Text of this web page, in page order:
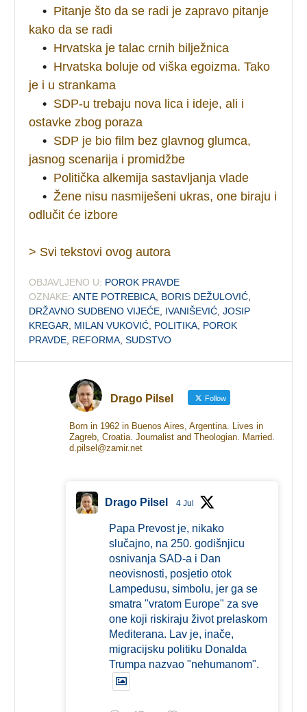
• Pitanje što da se radi je zapravo pitanje
kako da se radi
• Hrvatska je talac crnih bilježnica
• Hrvatska boluje od viška egoizma. Tako
je i u strankama
• SDP-u trebaju nova lica i ideje, ali i
ostavke zbog poraza
• SDP je bio film bez glavnog glumca,
jasnog scenarija i promidžbe
• Politička alkemija sastavljanja vlade
• Žene nisu nasmiješeni ukras, one biraju i
odlučit će izbore
> Svi tekstovi ovog autora
OBJAVLJENO U: POROK PRAVDE
OZNAKE: ANTE POTREBICA BORIS DEŽULOVIĆ
DRŽAVNO SUDBENO VIJEĆE IVANIŠEVIĆ ,JOSIP
KREGAR
MILAN VUKOVIĆ POLITIKA POROK
PRAVDE REFORMA ,SUDSTVO
Drago Pilsel Follow
Born in 1962 in Buenos Aires, Argentina. Lives in
Zagreb, Croatia. Journalist and Theologian. Married.
d.pilsel@zamir.net
Drago Pilsel 4 Jul
Papa Prevost je, nikako
slučajno, na 250. godišnjicu
osnivanja SAD-a i Dan
neovisnosti, posjetio otok
Lampedusu, simbolu, jer ga se
smatra "vratom Europe" za sve
one koji riskiraju život prelaskom
Mediterana. Lav je, inače,
migracijsku politiku Donalda
Trumpa nazvao "nehumanom".